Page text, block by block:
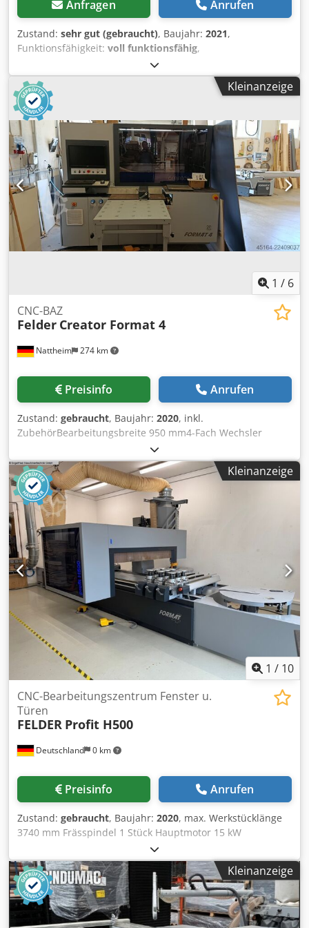
Anfragen Anrufen
Zustand: sehr gut (gebraucht), Baujahr: 2021,
Funktionsfähigkeit: voll funktionsfähig,
Frässpindelschwenkung Vorschubapparat FELDER F38
Frästischöffnung: 180 mm Fräsanschlag für Werkzeug-Ø
max.: 220 mm MF Frässpindel-Wechselsystem (Option)
Drehzahlen: 3000, 6000, 8000, 10000 U/min Anschlaglineal
320 mm, ALU eloxiert Frässpindel Nutzhöhe 100 mm
Frässpindeldurchmesser 30 mm Fräsanschlag 220 mm
EURO-Frässchutz Absauganschluss 120 mm Arbeitshöhe
916 mm Gewicht 300 kg Dsdpfx Aszm U Dnjctsck
Höhenverstellungmanuell Motorleistung 4,0 PS (3,0 kW)
Motorspannung 400 V (50Hz) viel Zubehör
Kleinanzeige
1 / 6
Nattheim 274 km
CNC-BAZ
Felder Creator Format 4
Preisinfo Anrufen
Zustand: gebraucht, Baujahr: 2020, inkl.
ZubehörBearbeitungsbreite 950 mm4-Fach Wechsler
seitlich Lagerort: Nattheim Djdpfxezn N Iqe Actock
Kleinanzeige
1 / 10
Deutschland 0 km
CNC-Bearbeitungszentrum Fenster u.
Türen
FELDER Profit H500
Preisinfo Anrufen
Zustand: gebraucht, Baujahr: 2020, max. Werkstücklänge
3740 mm Frässpindel 1 Stück Hauptmotor 15 kW
Steuerung CNC Felder Format4 Typ Profit H500S 16.38 CNC
Bearbeitungszentrum im Auftrag zu verkaufen ----- - aus
einem Holzfensterfertigungsbetrieb. - Maschine noch
angeschlossen und vorführbereit - Ohne
Bearbeitungswerkzeuge Technische Beschreibung
(Zusammenfassung, Langtext siehe PDF): ----- Arbeitsmaße:
Kleinanzeige